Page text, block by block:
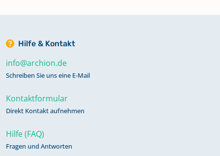
Hilfe & Kontakt
info@archion.de
Schreiben Sie uns eine E-Mail
Kontaktformular
Direkt Kontakt aufnehmen
Hilfe (FAQ)
Fragen und Antworten